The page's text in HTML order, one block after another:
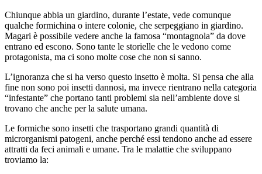
Chiunque abbia un giardino, durante l’estate, vede comunque
qualche formichina o intere colonie, che serpeggiano in giardino.
Magari è possibile vedere anche la famosa “montagnola” da dove
entrano ed escono. Sono tante le storielle che le vedono come
protagonista, ma ci sono molte cose che non si sanno.
L’ignoranza che si ha verso questo insetto è molta. Si pensa che alla
fine non sono poi insetti dannosi, ma invece rientrano nella categoria
“infestante” che portano tanti problemi sia nell’ambiente dove si
trovano che anche per la salute umana.
Le formiche sono insetti che trasportano grandi quantità di
microrganismi patogeni, anche perché essi tendono anche ad essere
attratti da feci animali e umane. Tra le malattie che sviluppano
troviamo la: